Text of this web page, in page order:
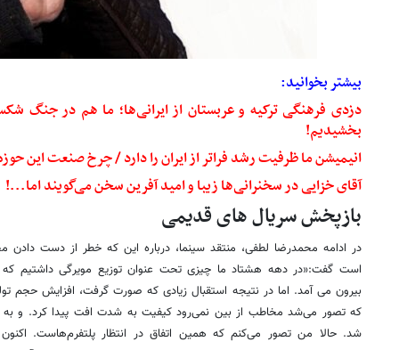
بیشتر بخوانید:
دزدی فرهنگی ترکیه و عربستان از ایرانی‌ها؛ ما هم در جنگ
بخشیدیم!
انیمیشن ما ظرفیت رشد فراتر از ایران را دارد / چرخ صنعت این
آقای خزایی در سخنرانی‌ها زیبا و امید آفرین سخن می‌گویند اما...!
بازپخش سریال های قدیمی
است گفت:«در دهه هشتاد ما چیزی تحت عنوان توزیع مویرگی
بیرون می آمد. اما در نتیجه استقبال زیادی که صورت گرفت، افزایش حجم
که تصور می‌شد مخاطب از بین نمی‌رود کیفیت به شدت افت پیدا کرد. و
شد. حالا من تصور می‌کنم که همین اتفاق در انتظار پلتفرم‌هاست.